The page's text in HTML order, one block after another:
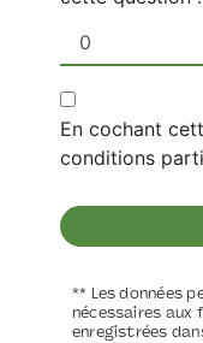
En cochant
conditions
** Les données
nécessaires aux
enregistrées